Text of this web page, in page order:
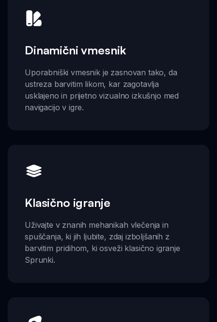
Dinamični vmesnik
Uporabniški vmesnik je zasnovan tako, da
ustreza barvitim likom, kar zagotavlja
usklajeno in prijetno vizualno izkušnjo med
navigacijo v igre.
Klasično igranje
Uživajte v znanih mehanikah vlečenja in
spuščanja, ki jih ljubite, zdaj izboljšanih z
barvitim pridihom, ki osveži klasično igranje
Sprunki.